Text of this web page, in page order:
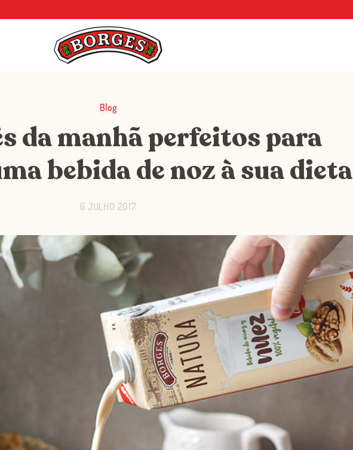
Blog
da manhã perfeitos para
bebida de noz à sua dieta
6 JULHO 2017